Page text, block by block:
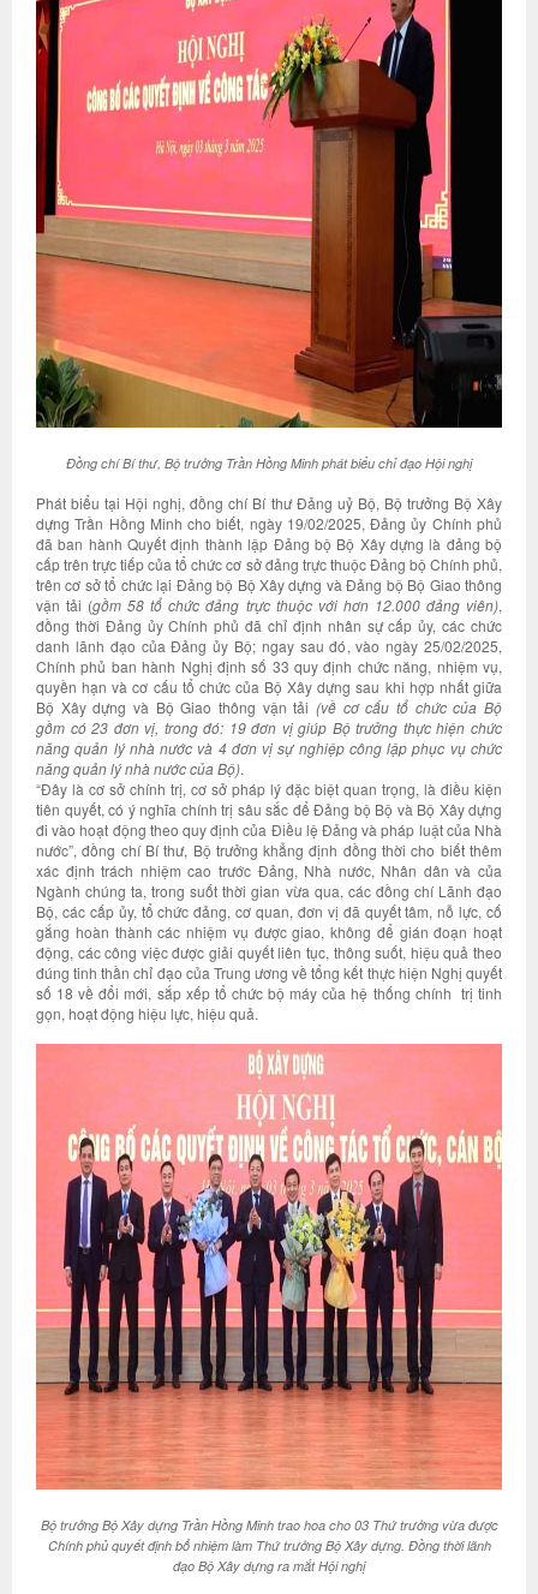
Đồng chí Bí thư, Bộ trưởng Trần Hồng Minh phát biểu chỉ đạo Hội nghị
Phát biểu tại Hội nghị, đồng chí Bí thư Đảng uỷ Bộ, Bộ trưởng Bộ Xây
dựng Trần Hồng Minh cho biết, ngày 19/02/2025, Đảng ủy Chính phủ
đã ban hành Quyết định thành lập Đảng bộ Bộ Xây dựng là đảng bộ
cấp trên trực tiếp của tổ chức cơ sở đảng trực thuộc Đảng bộ Chính phủ,
trên cơ sở tổ chức lại Đảng bộ Bộ Xây dựng và Đảng bộ Bộ Giao thông
vận tải (gồm 58 tổ chức đảng trực thuộc với hơn 12.000 đảng viên),
đồng thời Đảng ủy Chính phủ đã chỉ định nhân sự cấp ủy, các chức
danh lãnh đạo của Đảng ủy Bộ; ngay sau đó, vào ngày 25/02/2025,
Chính phủ ban hành Nghị định số 33 quy định chức năng, nhiệm vụ,
quyền hạn và cơ cấu tổ chức của Bộ Xây dựng sau khi hợp nhất giữa
Bộ Xây dựng và Bộ Giao thông vận tải (về cơ cấu tổ chức của Bộ
gồm có 23 đơn vị, trong đó: 19 đơn vị giúp Bộ trưởng thực hiện chức
năng quản lý nhà nước và 4 đơn vị sự nghiệp công lập phục vụ chức
năng quản lý nhà nước của Bộ).
“Đây là cơ sở chính trị, cơ sở pháp lý đặc biệt quan trọng, là điều kiện
tiên quyết, có ý nghĩa chính trị sâu sắc để Đảng bộ Bộ và Bộ Xây dựng
đi vào hoạt động theo quy định của Điều lệ Đảng và pháp luật của Nhà
nước”, đồng chí Bí thư, Bộ trưởng khẳng định đồng thời cho biết thêm
xác định trách nhiệm cao trước Đảng, Nhà nước, Nhân dân và của
Ngành chúng ta, trong suốt thời gian vừa qua, các đồng chí Lãnh đạo
Bộ, các cấp ủy, tổ chức đảng, cơ quan, đơn vị đã quyết tâm, nỗ lực, cố
gắng hoàn thành các nhiệm vụ được giao, không để gián đoạn hoạt
động, các công việc được giải quyết liên tục, thông suốt, hiệu quả theo
đúng tinh thần chỉ đạo của Trung ương về tổng kết thực hiện Nghị quyết
số 18 về đổi mới, sắp xếp tổ chức bộ máy của hệ thống chính trị tinh
gọn, hoạt động hiệu lực, hiệu quả.
Bộ trưởng Bộ Xây dựng Trần Hồng Minh trao hoa cho 03 Thứ trưởng vừa được
Chính phủ quyết định bổ nhiệm làm Thứ trưởng Bộ Xây dựng. Đồng thời lãnh
đạo Bộ Xây dựng ra mắt Hội nghị